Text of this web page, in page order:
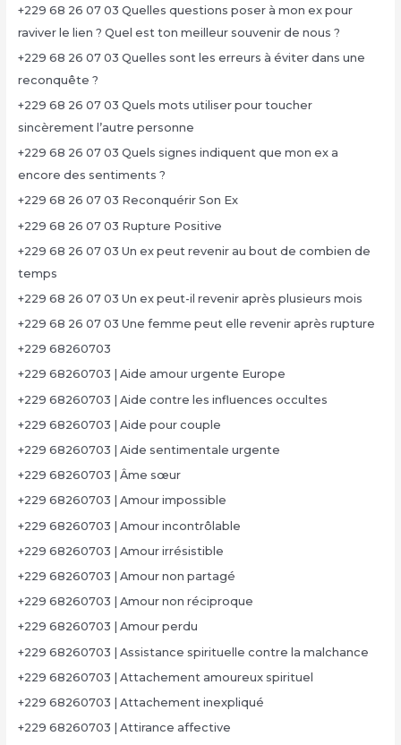
+229 68 26 07 03 Quelles questions poser à mon ex pour
raviver le lien ? Quel est ton meilleur souvenir de nous ?
+229 68 26 07 03 Quelles sont les erreurs à éviter dans une
reconquête ?
+229 68 26 07 03 Quels mots utiliser pour toucher
sincèrement l’autre personne
+229 68 26 07 03 Quels signes indiquent que mon ex a
encore des sentiments ?
+229 68 26 07 03 Reconquérir Son Ex
+229 68 26 07 03 Rupture Positive
+229 68 26 07 03 Un ex peut revenir au bout de combien de
temps
+229 68 26 07 03 Un ex peut-il revenir après plusieurs mois
+229 68 26 07 03 Une femme peut elle revenir après rupture
+229 68260703
+229 68260703 | Aide amour urgente Europe
+229 68260703 | Aide contre les influences occultes
+229 68260703 | Aide pour couple
+229 68260703 | Aide sentimentale urgente
+229 68260703 | Âme sœur
+229 68260703 | Amour impossible
+229 68260703 | Amour incontrôlable
+229 68260703 | Amour irrésistible
+229 68260703 | Amour non partagé
+229 68260703 | Amour non réciproque
+229 68260703 | Amour perdu
+229 68260703 | Assistance spirituelle contre la malchance
+229 68260703 | Attachement amoureux spirituel
+229 68260703 | Attachement inexpliqué
+229 68260703 | Attirance affective